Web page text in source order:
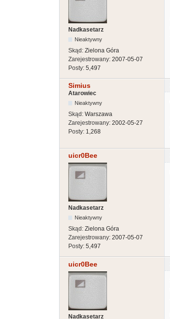
Nadkasetarz
Nieaktywny
Skąd: Zielona Góra
Zarejestrowany: 2007-05-07
Posty: 5,497
Simius
Atarowiec
Nieaktywny
Skąd: Warszawa
Zarejestrowany: 2002-05-27
Posty: 1,268
uicr0Bee
Nadkasetarz
Nieaktywny
Skąd: Zielona Góra
Zarejestrowany: 2007-05-07
Posty: 5,497
uicr0Bee
Nadkasetarz